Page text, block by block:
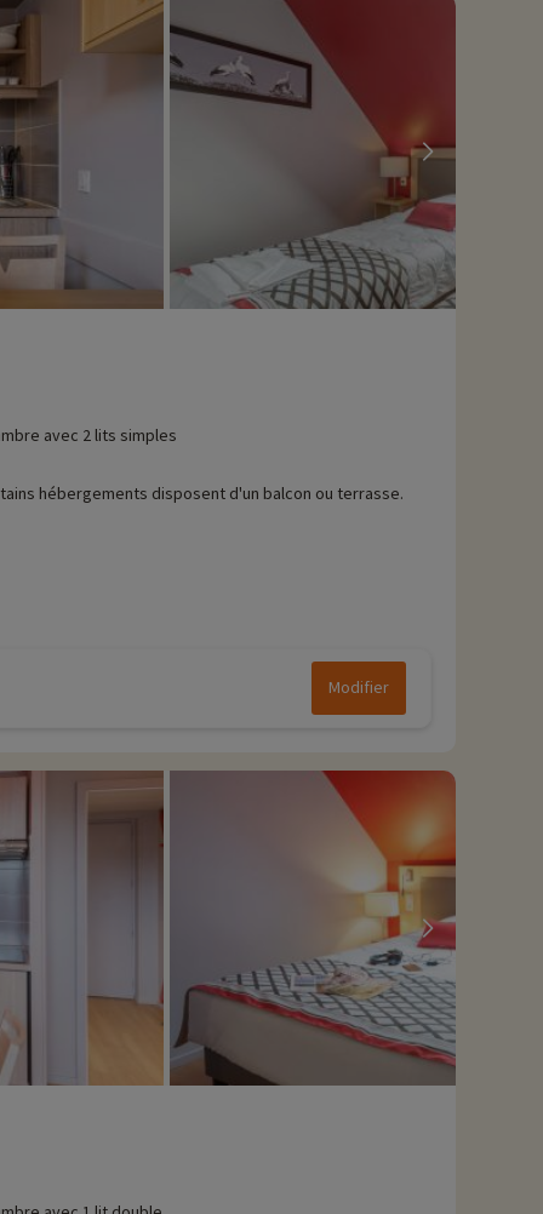
avec 2 lits simples
hébergements disposent d'un balcon ou terrasse.
Modifier